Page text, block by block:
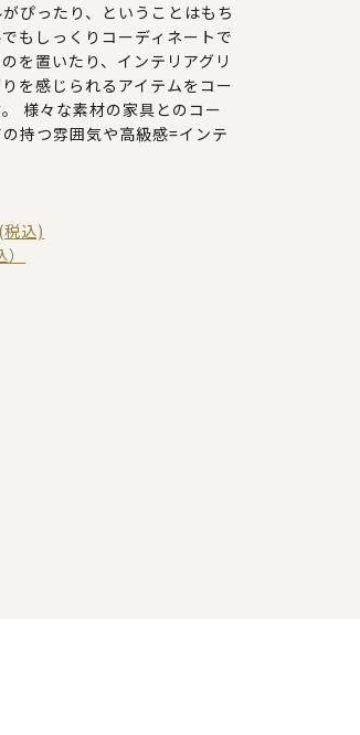
ぴったり、ということはもち
もしっくりコーディネートで
を置いたり、インテリアグリ
を感じられるアイテムをコー
様々な素材の家具とのコー
持つ雰囲気や高級感=インテ
込)